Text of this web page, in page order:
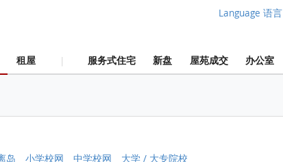
Language 语言
租屋 | 服务式住宅 新盘 屋苑成交 办公室
岛 小学校网 中学校网
大学 / 大专院校